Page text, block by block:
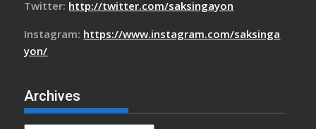
Twitter: http://twitter.com/saksingayon
Instagram: https://www.instagram.com/saksinga
yon/
Archives